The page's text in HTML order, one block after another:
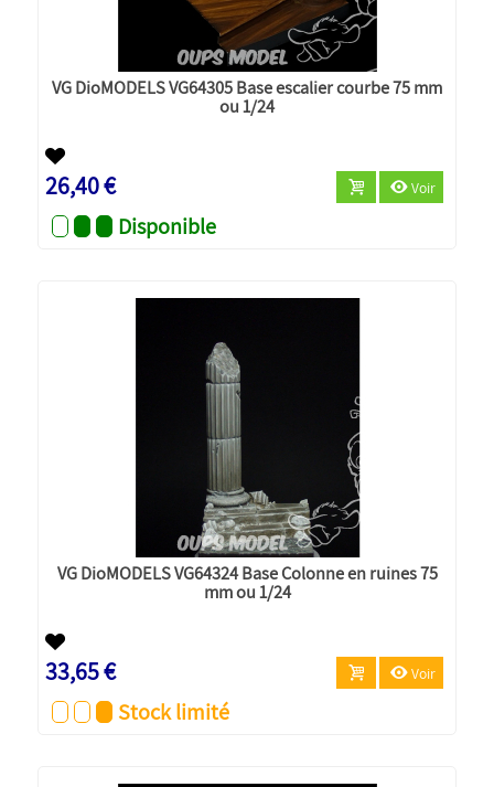
VG DioMODELS VG64305 Base escalier courbe 75 mm
ou 1/24
26,40 € Voir
Disponible
VG DioMODELS VG64324 Base Colonne en ruines 75
mm ou 1/24
33,65 € Voir
Stock limité